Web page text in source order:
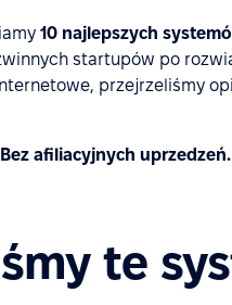
10 najlepszych
startupów po
przejrzeliśmy
afiliacyjnych
te